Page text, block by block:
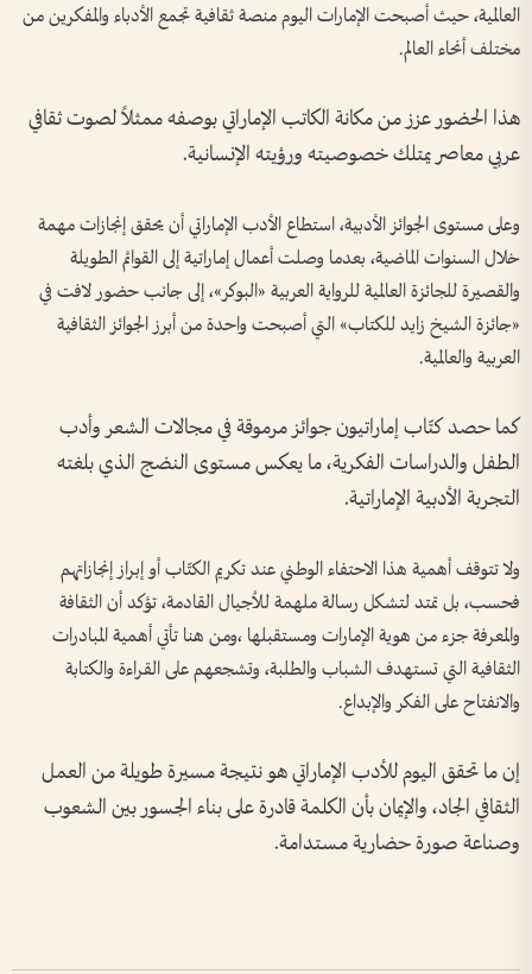
العالمية، حيث أصبحت الإمارات اليوم منصة ثقافية تجمع الأدباء والمفكرين من
مختلف أنحاء العالم.
هذا الحضور عزز من مكانة الكاتب الإماراتي بوصفه ممثلاً لصوت ثقافي
عربي معاصر يمتلك خصوصيته ورؤيته الإنسانية.
وعلى مستوى الجوائز الأدبية، استطاع الأدب الإماراتي أن يحقق إنجازات مهمة
خلال السنوات الماضية، بعدما وصلت أعمال إماراتية إلى القوائم الطويلة
والقصيرة للجائزة العالمية للرواية العربية «البوكر»، إلى جانب حضور لافت في
«جائزة الشيخ زايد للكتاب» التي أصبحت واحدة من أبرز الجوائز الثقافية
العربية والعالمية.
كما حصد كتّاب إماراتيون جوائز مرموقة في مجالات الشعر وأدب
الطفل والدراسات الفكرية، ما يعكس مستوى النضج الذي بلغته
التجربة الأدبية الإماراتية.
ولا تتوقف أهمية هذا الاحتفاء الوطني عند تكريم الكتّاب أو إبراز إنجازاتهم
فحسب، بل تمتد لتشكل رسالة ملهمة للأجيال القادمة، تؤكد أن الثقافة
والمعرفة جزء من هوية الإمارات ومستقبلها ،ومن هنا تأتي أهمية المبادرات
الثقافية التي تستهدف الشباب والطلبة، وتشجعهم على القراءة والكتابة
والانفتاح على الفكر والإبداع.
إن ما تحقق اليوم للأدب الإماراتي هو نتيجة مسيرة طويلة من العمل
الثقافي الجاد، والإيمان بأن الكلمة قادرة على بناء الجسور بين الشعوب
وصناعة صورة حضارية مستدامة.